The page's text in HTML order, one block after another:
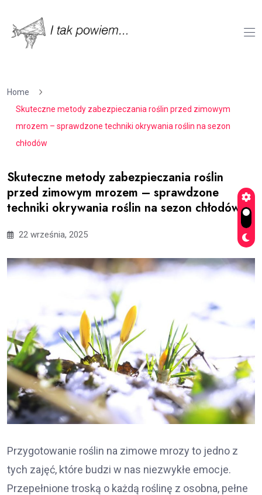
Home
Skuteczne metody zabezpieczania roślin przed zimowym
mrozem – sprawdzone techniki okrywania roślin na sezon
chłodów
Skuteczne metody zabezpieczania roślin
przed zimowym mrozem – sprawdzone
techniki okrywania roślin na sezon chłodów
22 września, 2025
Przygotowanie roślin na zimowe mrozy to jedno z
tych zajęć, które budzi w nas niezwykłe emocje.
Przepełnione troską o każdą roślinę z osobna, pełne